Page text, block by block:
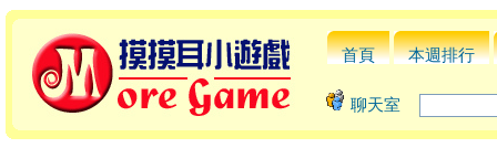
首頁 本週排行
聊天室